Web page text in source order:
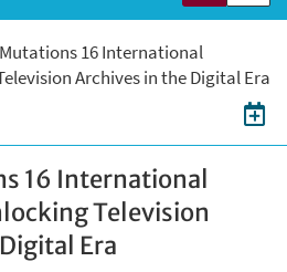
16 International
Archives in the Digital Era
16 International
Television
Era